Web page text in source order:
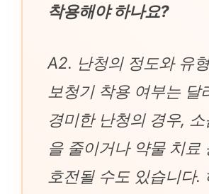
착용해야 하나요?
A2. 난청의 정도와 유
보청기 착용 여부는 달
경미한 난청의 경우,
을 줄이거나 약물 치료
호전될 수도 있습니다.